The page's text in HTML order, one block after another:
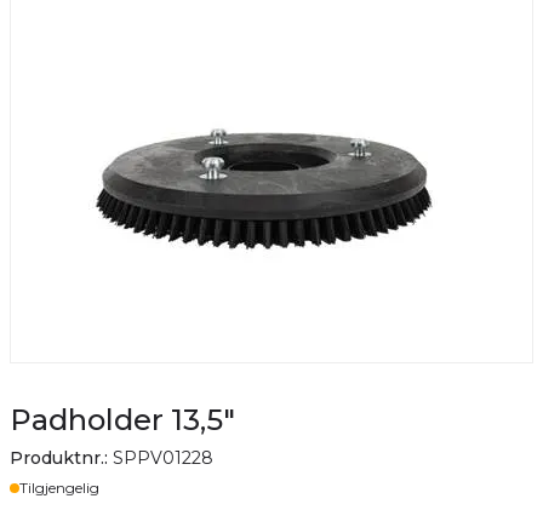
Padholder 13,5"
Produktnr.: SPPV01228
Lager
Tilgjengelig